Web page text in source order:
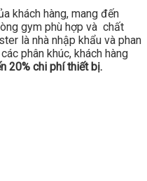
khách hàng, mang đến
gym phù hợp và chất
là nhà nhập khẩu và phan
phân khúc, khách hàng
20% chi phí thiết bị.